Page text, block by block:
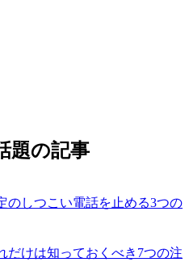
題の記事
のしつこい電話を止める3つの
だけは知っておくべき7つの注